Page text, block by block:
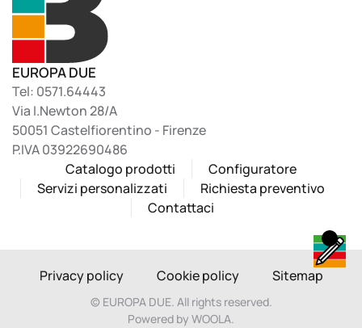
EUROPA DUE
Tel: 0571.64443
Via I.Newton 28/A
50051 Castelfiorentino - Firenze
P.IVA 03922690486
Catalogo prodotti
Configuratore
Servizi personalizzati
Richiesta preventivo
Contattaci
Privacy policy Cookie policy Sitemap
© EUROPA DUE. All rights reserved.
Powered by WOOLA.